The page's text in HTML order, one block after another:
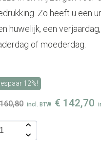
Zo heeft u een
huwelijk, een
of moederdag.
12%!
incl. BTW € 142,70